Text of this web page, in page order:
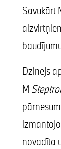
Savukārt
Dzinējs
M
novadīta